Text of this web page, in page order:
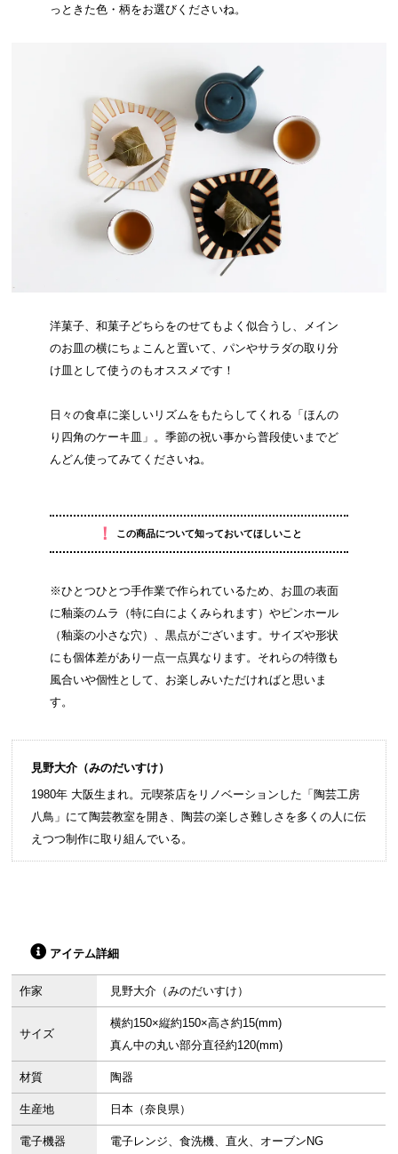
っときた色・柄をお選びくださいね。
洋菓子、和菓子どちらをのせてもよく似合うし、メイン
のお皿の横にちょこんと置いて、パンやサラダの取り分
け皿として使うのもオススメです！
日々の食卓に楽しいリズムをもたらしてくれる「ほんの
り四角のケーキ皿」。季節の祝い事から普段使いまでど
んどん使ってみてくださいね。
！ この商品について知っておいてほしいこと
※ひとつひとつ手作業で作られているため、お皿の表面
に釉薬のムラ（特に白によくみられます）やピンホール
（釉薬の小さな穴）、黒点がございます。サイズや形状
にも個体差があり一点一点異なります。それらの特徴も
風合いや個性として、お楽しみいただければと思いま
す。
見野大介（みのだいすけ）
1980年 大阪生まれ。元喫茶店をリノベーションした「陶芸工房
八鳥」にて陶芸教室を開き、陶芸の楽しさ難しさを多くの人に伝
えつつ制作に取り組んでいる。
アイテム詳細
作家 見野大介（みのだいすけ）
サイズ
横約150×縦約150×高さ約15(mm)
真ん中の丸い部分直径約120(mm)
材質 陶器
生産地 日本（奈良県）
電子機器 電子レンジ、食洗機、直火、オーブンNG